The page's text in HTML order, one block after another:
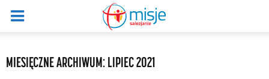
MIESIĘCZNE ARCHIWUM: LIPIEC 2021